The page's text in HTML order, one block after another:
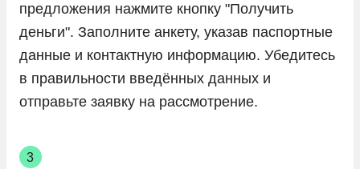
предложения нажмите кнопку "Получить
деньги". Заполните анкету, указав паспортные
данные и контактную информацию. Убедитесь
в правильности введённых данных и
отправьте заявку на рассмотрение.